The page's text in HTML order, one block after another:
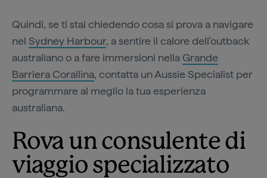
Quindi, se ti stai chiedendo cosa si prova a navigare
nel Sydney Harbour, a sentire il calore dell'outback
australiano o a fare immersioni nella Grande
Barriera Corallina, contatta un Aussie Specialist per
programmare al meglio la tua esperienza
australiana.
Rova un consulente di
viaggio specializzato